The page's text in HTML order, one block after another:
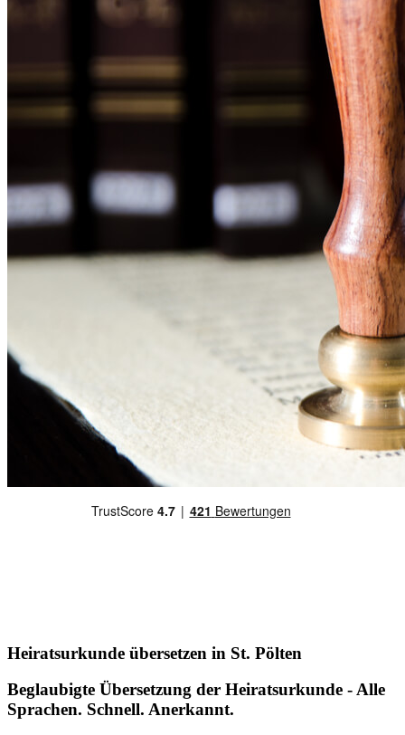
Heiratsurkunde übersetzen in St. Pölten
Beglaubigte Übersetzung der Heiratsurkunde - Alle
Sprachen. Schnell. Anerkannt.